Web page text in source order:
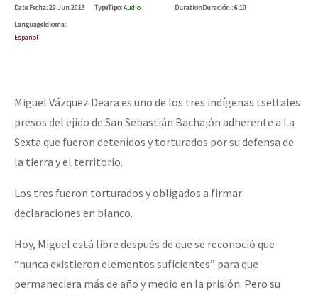
DateFecha: 29 Jun 2013 TypeTipo:Audio DurationDuración: 6:10
LanguageIdioma:
Español
Miguel Vázquez Deara es uno de los tres indígenas tseltales
presos del ejido de San Sebastián Bachajón adherente a La
Sexta que fueron detenidos y torturados por su defensa de
la tierra y el territorio.
Los tres fueron torturados y obligados a firmar
declaraciones en blanco.
Hoy, Miguel está libre después de que se reconoció que
“nunca existieron elementos suficientes” para que
permaneciera más de año y medio en la prisión. Pero su